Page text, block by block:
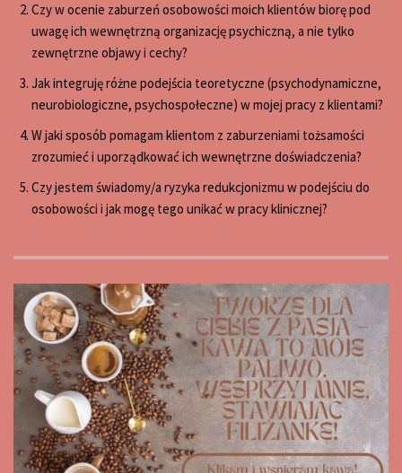
Czy w ocenie zaburzeń osobowości moich klientów biorę pod
uwagę ich wewnętrzną organizację psychiczną, a nie tylko
zewnętrzne objawy i cechy?
Jak integruję różne podejścia teoretyczne (psychodynamiczne,
neurobiologiczne, psychospołeczne) w mojej pracy z klientami?
W jaki sposób pomagam klientom z zaburzeniami tożsamości
zrozumieć i uporządkować ich wewnętrzne doświadczenia?
Czy jestem świadomy/a ryzyka redukcjonizmu w podejściu do
osobowości i jak mogę tego unikać w pracy klinicznej?